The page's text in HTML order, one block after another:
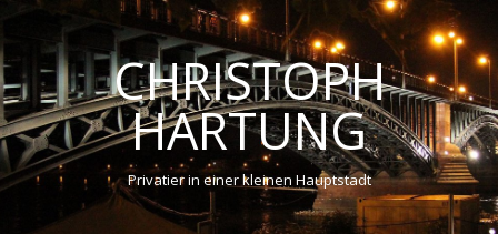
CHRISTOPH
HARTUNG
Privatier in einer kleinen Hauptstadt